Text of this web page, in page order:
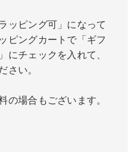
ッピング可」になって
ピングカートで「ギフ
にチェックを入れて、
さい。
の場合もございます。